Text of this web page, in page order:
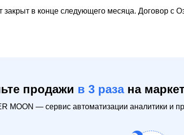
в конце следующего месяца. Договор с
продажи в 3 разана
MOON — сервис автоматизации аналитики и